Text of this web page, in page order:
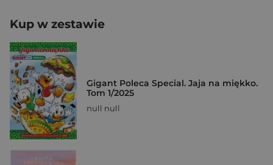
Kup w zestawie
Gigant Poleca Special. Jaja na miękko.
Tom 1/2025
null null